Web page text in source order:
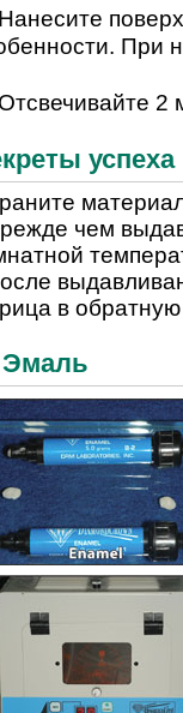
Нанесите
При
Отсвечивайте
успеха
чем
в обратную
Эмаль